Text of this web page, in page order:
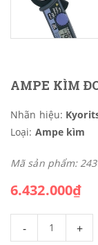
AMPE KÌM
Nhãn hiệu:
Loại: Ampe kìm
Mã sản phẩm:
6.432.000₫
- +